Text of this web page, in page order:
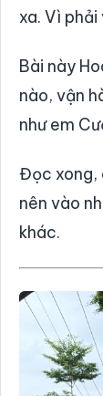
xa. Vì
Bài này
nào, vận
như em
Đọc xong,
nên vào
khác.